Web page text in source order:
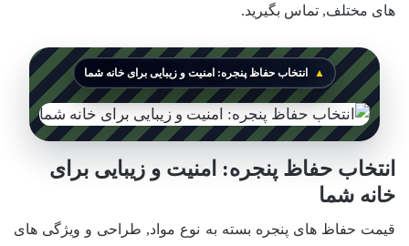
های مختلف, تماس بگیرید.
انتخاب حفاظ پنجره: امنیت و زیبایی برای خانه شما
انتخاب حفاظ پنجره: امنیت و زیبایی برای
خانه شما
قیمت حفاظ های پنجره بسته به نوع مواد, طراحی و ویژگی های